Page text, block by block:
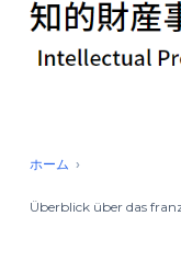
ホーム
Überblick über das